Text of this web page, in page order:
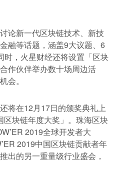
新一代区块链技术、新技
融等话题，涵盖9大议题、6
时，火星财经还将设置「区块
作伙伴举办数十场周边活
会。
在12月17日的颁奖典礼上
块链年度大奖」。珠海区块
2019全球开发者大
2019中国区块链贡献者年
出的另一重量级行业盛会，